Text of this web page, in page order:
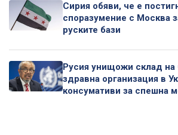
Сирия обяви, че е
споразумение с Москва
руските бази
Русия унищожи склад на
здравна организация в
консумативи за спешна